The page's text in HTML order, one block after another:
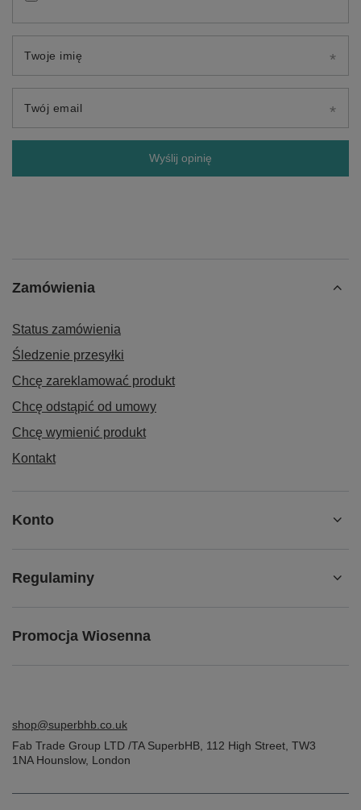
Twoje imię
Twój email
Wyślij opinię
Zamówienia
Status zamówienia
Śledzenie przesyłki
Chcę zareklamować produkt
Chcę odstąpić od umowy
Chcę wymienić produkt
Kontakt
Konto
Regulaminy
Promocja Wiosenna
shop@superbhb.co.uk
Fab Trade Group LTD /TA SuperbHB 112 High Street TW3
1NAHounslow, London